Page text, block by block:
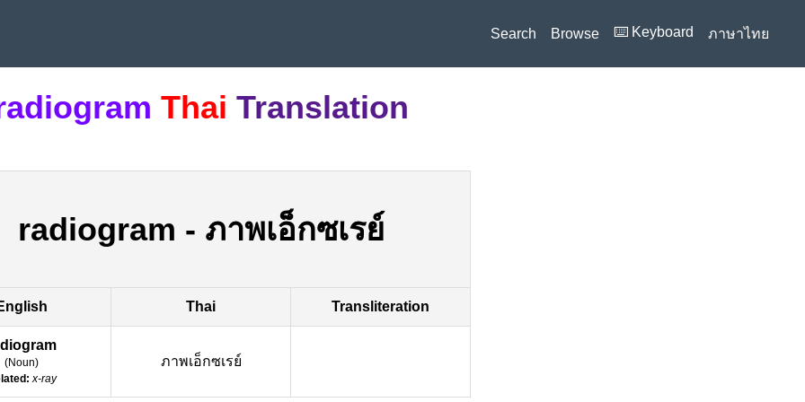
Search Browse ⌨️ Keyboard ภาษาไทย
Thai Translation
radiogram - ภาพเอ็กซเรย์
Thai Transliteration
(Noun)
x-ray
ภาพเอ็กซเรย์